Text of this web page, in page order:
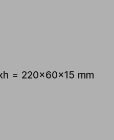
= 220x60x15 mm